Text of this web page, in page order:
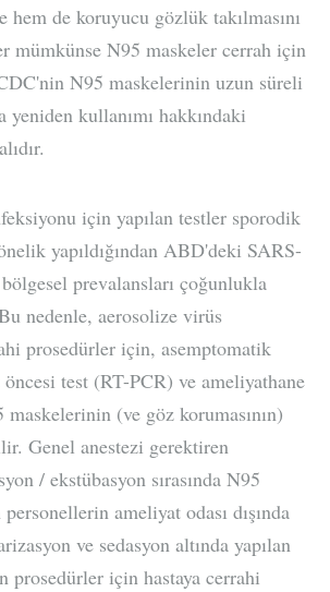
hem de koruyucu gözlük takılmasını
mümkünse N95 maskeler cerrah için
N95 maskelerinin uzun süreli
yeniden kullanımı hakkındaki
için yapılan testler sporodik
yapıldığından ABD'deki SARS-
prevalansları çoğunlukla
nedenle, aerosolize virüs
prosedürler için, asemptomatik
test (RT-PCR) ve ameliyathane
(ve göz korumasının)
Genel anestezi gerektiren
/ ekstübasyon sırasında N95
ameliyat odası dışında
ve sedasyon altında yapılan
prosedürler için hastaya cerrahi